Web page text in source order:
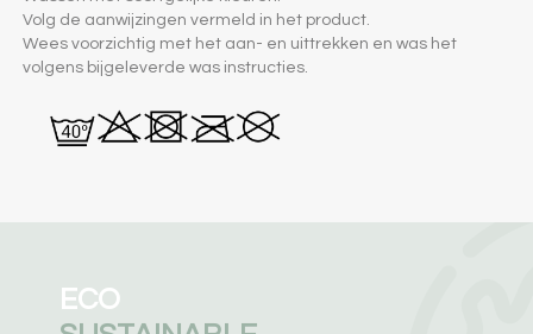
Volg de aanwijzingen vermeld in het product.
Wees voorzichtig met het aan- en uittrekken en was het
volgens bijgeleverde was instructies.
ECO